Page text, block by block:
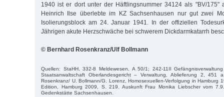
1940 ist er dort unter der Häftlingsnummer 34124 als "BV/175"
Heinrich Ilse überlebte im KZ Sachsenhausen nur gut zwei
Isolierungsblock am 24. Januar 1941. In der offiziellen
Jährigen akute Herzschwäche bei schwerem Dickdarmkatarrh
© Bernhard Rosenkranz/Ulf Bollmann
Quellen: StaHH, 332-8 Meldewesen, A 50/1; 242-11II
Staatsanwaltschaft Oberlandesgericht – Verwaltung, Ablieferung 2,
Rosenkranz/ U. Bollmann/G. Lorenz, Homosexuellen-Verfolgung in Hamburg
Edition, Ham­burg 2009, S. 219. Auskunft Frau Monika Liebscher vom
Gedenkstätte Sachsenhausen.